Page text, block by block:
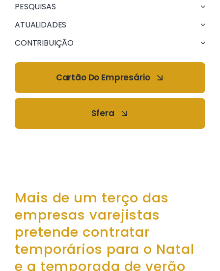
PESQUISAS
ATUALIDADES
CONTRIBUIÇÃO
Cartão Do Empresário
Sfera
Mais de um terço das
empresas varejistas
pretende contratar
temporários para o Natal
e a temporada de verão